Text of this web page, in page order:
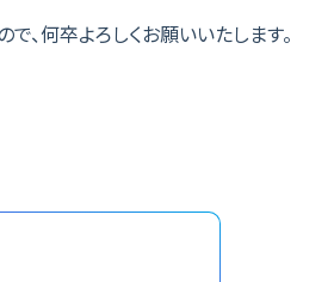
、何卒よろしくお願いいたします。